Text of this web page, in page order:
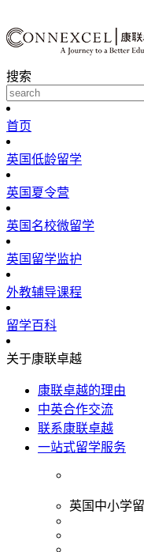
搜索
首页
英国低龄留学
英国夏令营
英国名校微留学
英国留学监护
外教辅导课程
留学百科
关于康联卓越
康联卓越的理由
中英合作交流
联系康联卓越
一站式留学服务
英国中小学